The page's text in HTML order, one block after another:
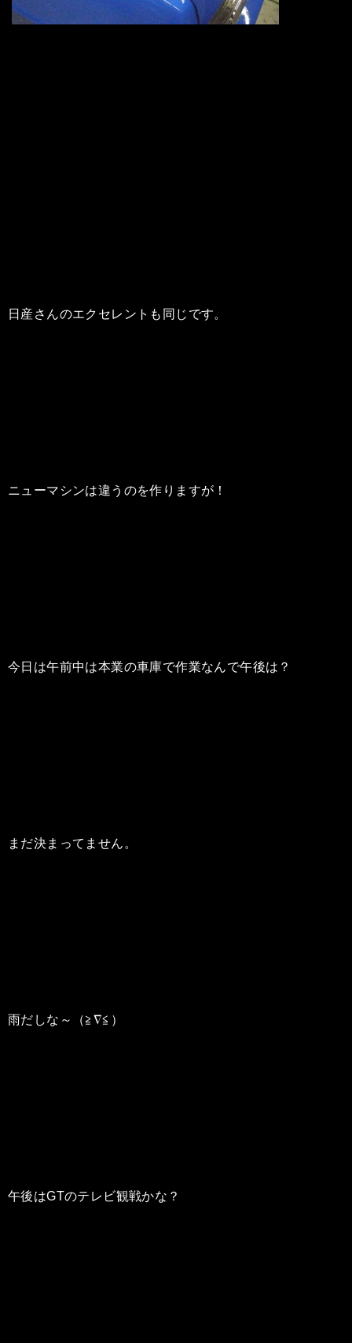
日産さんのエクセレントも同じです。
ニューマシンは違うのを作りますが！
今日は午前中は本業の車庫で作業なんで午後は？
まだ決まってません。
雨だしな～（≧∇≦）
午後はGTのテレビ観戦かな？